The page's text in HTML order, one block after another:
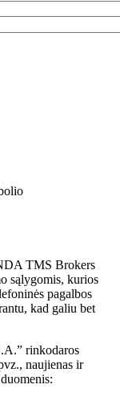
TMS Brokers
sąlygomis, kurios
pagalbos
kad galiu bet
rinkodaros
naujienas ir